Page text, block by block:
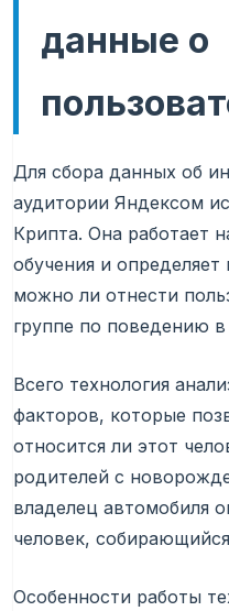
данные о
Для сбора данных об
аудитории Яндексом
Крипта. Она работает
обучения и
можно ли отнести
группе по поведению в
Всего технология
факторов, которые
относится ли этот
родителей с
владелец автомобиля
человек,
Особенности работы